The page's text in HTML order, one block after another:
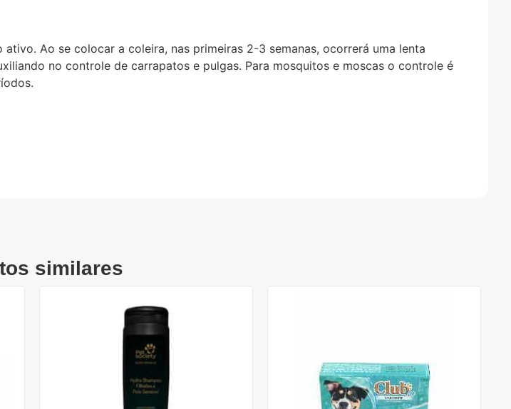
Ao se colocar a coleira, nas primeiras 2-3 semanas, ocorrerá uma lenta
no controle de carrapatos e pulgas. Para mosquitos e moscas o controle é
similares